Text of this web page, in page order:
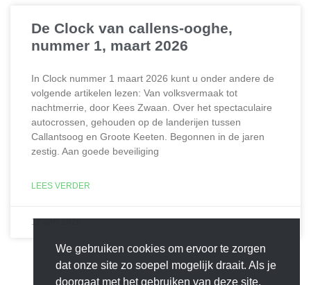
De Clock van callens-ooghe,
nummer 1, maart 2026
In Clock nummer 1 maart 2026 kunt u onder andere de
volgende artikelen lezen: Van volksvermaak tot
nachtmerrie, door Kees Zwaan. Over het spectaculaire
autocrossen, gehouden op de landerijen tussen
Callantsoog en Groote Keeten. Begonnen in de jaren
zestig. Aan goede beveiliging
LEES VERDER
17 april 2026
We gebruiken cookies om ervoor te zorgen
dat onze site zo soepel mogelijk draait. Als je
doorgaat met het gebruiken van deze site,